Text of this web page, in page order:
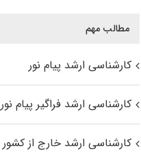
مطالب مهم
کارشناسی ارشد پیام نور
کارشناسی ارشد فراگیر پیام نور
کارشناسی ارشد خارج از کشور